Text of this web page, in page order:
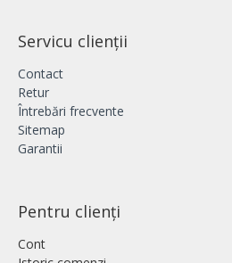
Servicu clienții
Contact
Retur
Întrebări frecvente
Sitemap
Garantii
Pentru clienți
Cont